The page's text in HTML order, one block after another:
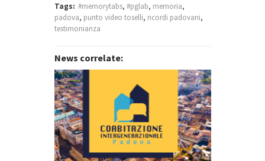
Tags: #memorytabs, #pglab, memoria,
padova, punto video toselli, ricordi padovani,
testimonianza
News correlate: